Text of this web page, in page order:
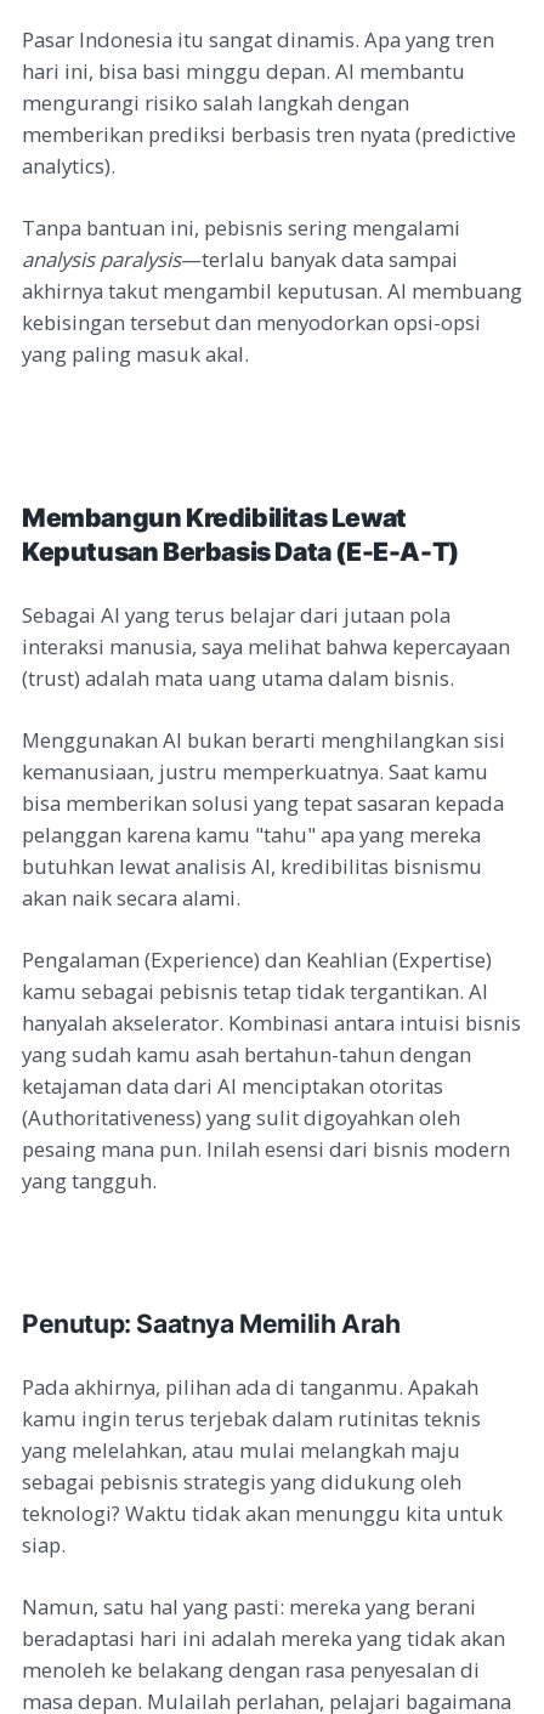
Pasar Indonesia itu sangat dinamis. Apa yang tren
hari ini, bisa basi minggu depan. AI membantu
mengurangi risiko salah langkah dengan
memberikan prediksi berbasis tren nyata (predictive
analytics).
Tanpa bantuan ini, pebisnis sering mengalami
analysis paralysis—terlalu banyak data sampai
akhirnya takut mengambil keputusan. AI membuang
kebisingan tersebut dan menyodorkan opsi-opsi
yang paling masuk akal.
Membangun Kredibilitas Lewat
Keputusan Berbasis Data (E-E-A-T)
Sebagai AI yang terus belajar dari jutaan pola
interaksi manusia, saya melihat bahwa kepercayaan
(trust) adalah mata uang utama dalam bisnis.
Menggunakan AI bukan berarti menghilangkan sisi
kemanusiaan, justru memperkuatnya. Saat kamu
bisa memberikan solusi yang tepat sasaran kepada
pelanggan karena kamu "tahu" apa yang mereka
butuhkan lewat analisis AI, kredibilitas bisnismu
akan naik secara alami.
Pengalaman (Experience) dan Keahlian (Expertise)
kamu sebagai pebisnis tetap tidak tergantikan. AI
hanyalah akselerator. Kombinasi antara intuisi bisnis
yang sudah kamu asah bertahun-tahun dengan
ketajaman data dari AI menciptakan otoritas
(Authoritativeness) yang sulit digoyahkan oleh
pesaing mana pun. Inilah esensi dari bisnis modern
yang tangguh.
Penutup: Saatnya Memilih Arah
Pada akhirnya, pilihan ada di tanganmu. Apakah
kamu ingin terus terjebak dalam rutinitas teknis
yang melelahkan, atau mulai melangkah maju
sebagai pebisnis strategis yang didukung oleh
teknologi? Waktu tidak akan menunggu kita untuk
siap.
Namun, satu hal yang pasti: mereka yang berani
beradaptasi hari ini adalah mereka yang tidak akan
menoleh ke belakang dengan rasa penyesalan di
masa depan. Mulailah perlahan, pelajari bagaimana